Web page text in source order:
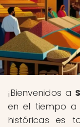
¡Bienvenidos a
en el tiempo a
históricas es